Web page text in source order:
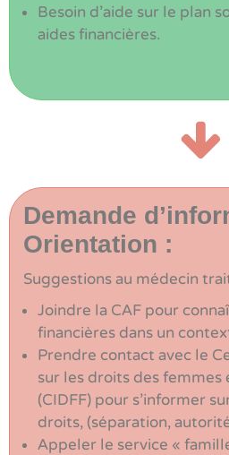
Besoin d’aide sur le plan
aides financières.
Demande
Orientation :
Suggestions au médecin
Joindre la CAF pour
financières dans un
Prendre contact avec le
sur les droits des femmes
(CIDFF) pour s’informer
droits, (séparation,
Appeler le service «